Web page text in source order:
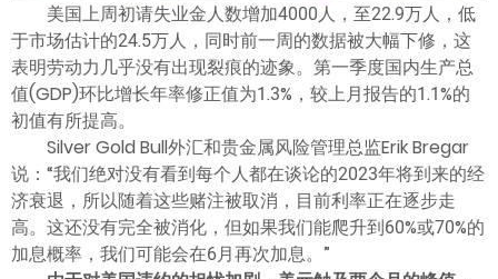
美国上周初请失业金人数增加4000人，至22.9万人，低
于市场估计的24.5万人，同时前一周的数据被大幅下修，这
表明劳动力几乎没有出现裂痕的迹象。第一季度国内生产总
值(GDP)环比增长年率修正值为1.3%，较上月报告的1.1%的
初值有所提高。
Silver Gold Bull外汇和贵金属风险管理总监Erik Bregar
说：“我们绝对没有看到每个人都在谈论的2023年将到来的经
济衰退，所以随着这些赌注被取消，目前利率正在逐步走
高。这还没有完全被消化，但如果我们能爬升到60%或70%的
加息概率，我们可能会在6月再次加息。”